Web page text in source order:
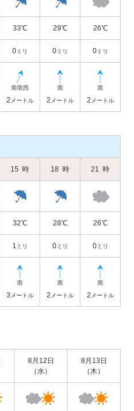
33℃ 29℃ 26℃
0ミリ 0ミリ 0ミリ
2 メートル 2 メートル 2 メートル
15 時 18 時 21 時
32℃ 28℃ 26℃
1 ミリ 0ミリ 0ミリ
3 メートル 2 メートル 2 メートル
8月12日
（水）
8月13日
（木）